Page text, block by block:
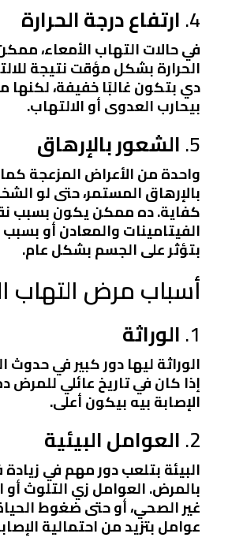
4. ارتفاع درجة الحرارة
في حالات التهاب الأمعاء،
الحرارة بشكل مؤقت نتيجة
دي بتكون غالبًا خفيفة، لكنها
بيحارب العدوى أو الالتهاب.
5. الشعور بالإرهاق
واحدة من الأعراض المزعجة
بالإرهاق المستمر، حتى لو
كفاية. ده ممكن يكون بسبب
الفيتامينات والمعادن أو بسبب
بتؤثر على الجسم بشكل عام.
أسباب مرض التهاب
1. الوراثة
الوراثة ليها دور كبير في حدوث
إذا كان في تاريخ عائلي للمرض
الإصابة بيه بيكون أعلى.
2. العوامل البيئية
البيئة بتلعب دور مهم في
بالمرض. العوامل زي التلوث أو
غير الصحي، أو حتى ضغوط
عوامل بتزيد من احتمالية